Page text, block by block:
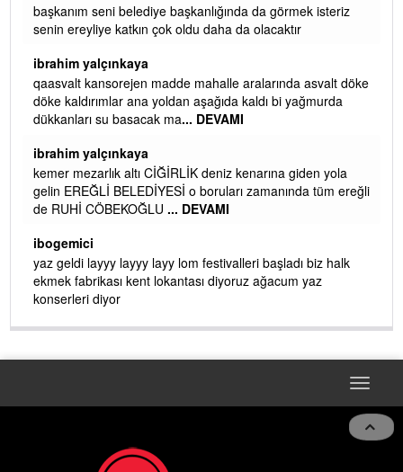
başkanım seni belediye başkanlığında da görmek isteriz
senin ereyliye katkın çok oldu daha da olacaktır
ibrahim yalçınkaya
qaasvalt kansorejen madde mahalle aralarında asvalt döke
döke kaldırımlar ana yoldan aşağıda kaldı bi yağmurda
dükkanları su basacak ma... DEVAMI
ibrahim yalçınkaya
kemer mezarlık altı CİĞİRLİK deniz kenarına giden yola
gelin EREĞLİ BELEDİYESİ o boruları zamanında tüm ereğli
de RUHİ CÖBEKOĞLU ... DEVAMI
ibogemici
yaz geldi layyy layyy layy lom festivalleri başladı biz halk
ekmek fabrikası kent lokantası diyoruz ağacum yaz
konserleri diyor
Toggle